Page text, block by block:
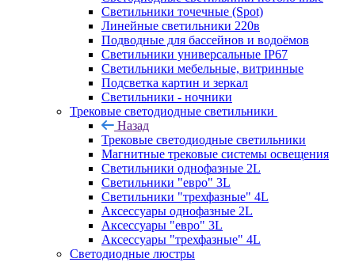
Светильники точечные (Spot)
Линейные светильники 220в
Подводные для бассейнов и водоёмов
Светильники универсальные IP67
Светильники мебельные, витринные
Подсветка картин и зеркал
Светильники - ночники
Трековые светодиодные светильники
Назад
Трековые светодиодные светильники
Магнитные трековые системы освещения
Светильники однофазные 2L
Светильники "евро" 3L
Светильники "трехфазные" 4L
Аксессуары однофазные 2L
Аксессуары "евро" 3L
Аксессуары "трехфазные" 4L
Светодиодные люстры